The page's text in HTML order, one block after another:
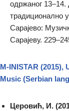
одржаног
традиционално
Сарајево:
Сарајеву.
M-INISTAR (2015),
Мusic (Serbian
Церовић, И.